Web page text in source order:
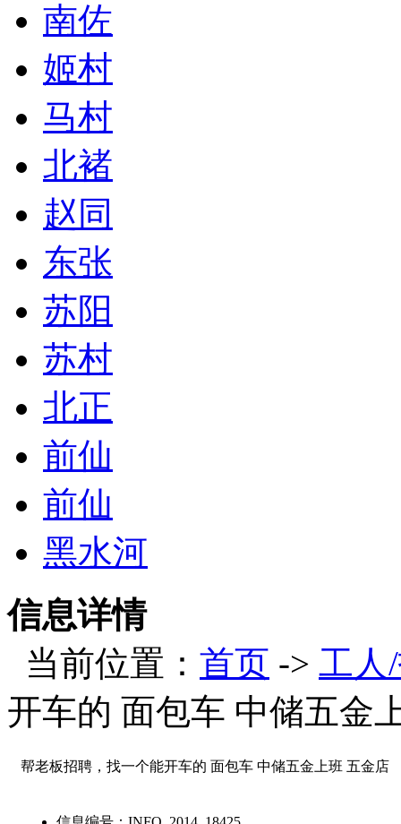
南佐
姬村
马村
北褚
赵同
东张
苏阳
苏村
北正
前仙
前仙
黑水河
信息详情
当前位置： 首页 -> 工人
开车的 面包车 中储五金
帮老板招聘，找一个能开车的 面包车 中储五金上班 五金店